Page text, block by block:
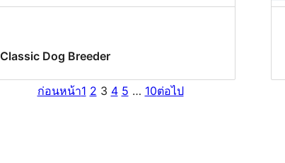
Classic Dog Breeder
ก่อนหน้า1 2 3 4 5 … 10ต่อไป